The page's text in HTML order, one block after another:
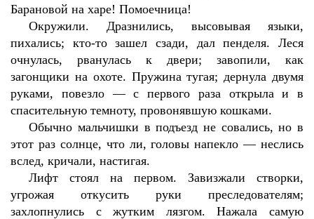
Барановой на харе! Помоечница!
Окружили. Дразнились, высовывая языки,
пихались; кто-то зашел сзади, дал пенделя. Леся
очнулась, рванулась к двери; завопили, как
загонщики на охоте. Пружина тугая; дернула двумя
руками, повезло — с первого раза открыла и в
спасительную темноту, провонявшую кошками.
Обычно мальчишки в подъезд не совались, но в
этот раз солнце, что ли, головы напекло — неслись
вслед, кричали, настигая.
Лифт стоял на первом. Завизжали створки,
угрожая откусить руки преследователям;
захлопнулись с жутким лязгом. Нажала самую